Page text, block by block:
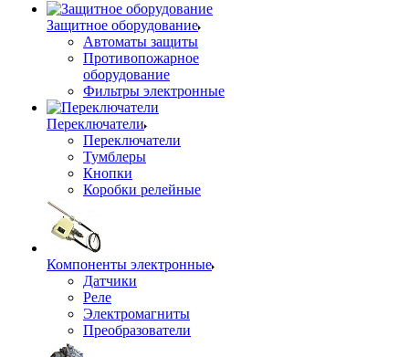
Защитное оборудование
Автоматы защиты
Противопожарное
оборудование
Фильтры электронные
Переключатели
Переключатели
Тумблеры
Кнопки
Коробки релейные
Компоненты электронные
Датчики
Реле
Электромагниты
Преобразователи